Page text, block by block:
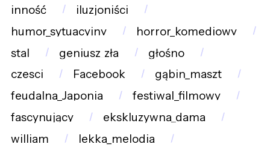
inność
iluzjoniści
humor_sytuacyjny
horror_komediowy
stal
geniusz_zła
głośno
czesci
Facebook
gąbin_maszt
feudalna_Japonia
festiwal_filmowy
fascynujący
ekskluzywna_dama
william
lekka_melodia